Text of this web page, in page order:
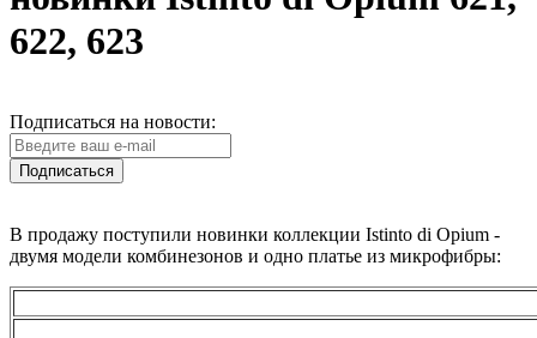
622, 623
Подписаться на новости:
Подписаться
В продажу поступили новинки коллекции Istinto di Opium -
двумя модели комбинезонов и одно платье из микрофибры: